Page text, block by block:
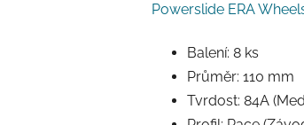
Powerslide ERA
Balení: 8 ks
Průměr: 110 mm
Tvrdost: 84A